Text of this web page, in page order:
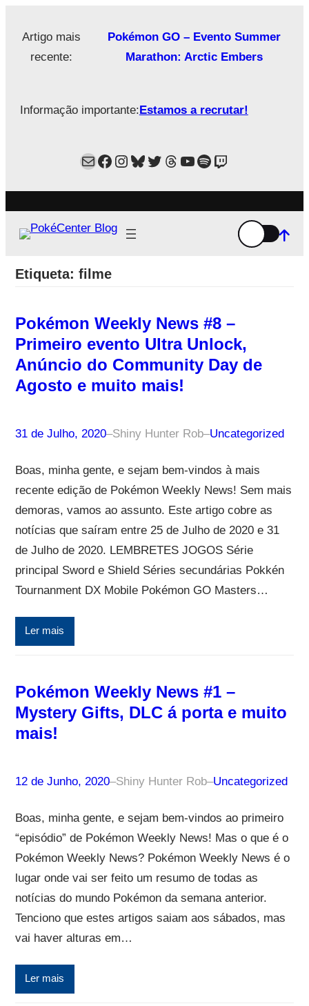
paraArtigo mais
recente:
Pokémon GO – Evento Summer
Marathon: Arctic Embers
Informação importante:Estamos a recrutar!
MailFacebook
Instagram
Bluesky
Twitter
Estamos no Threads!
YouTube
Spotify
Twitch
Etiqueta: filme
Pokémon Weekly News #8 –
Primeiro evento Ultra Unlock,
Anúncio do Community Day de
Agosto e muito mais!
31 de Julho, 2020–Shiny Hunter Rob–Uncategorized
Boas, minha gente, e sejam bem-vindos à mais
recente edição de Pokémon Weekly News! Sem mais
demoras, vamos ao assunto. Este artigo cobre as
notícias que saíram entre 25 de Julho de 2020 e 31
de Julho de 2020. LEMBRETES JOGOS Série
principal Sword e Shield Séries secundárias Pokkén
Tournanment DX Mobile Pokémon GO Masters…
Ler mais
Pokémon Weekly News #1 –
Mystery Gifts, DLC á porta e muito
mais!
12 de Junho, 2020–Shiny Hunter Rob–Uncategorized
Boas, minha gente, e sejam bem-vindos ao primeiro
“episódio” de Pokémon Weekly News! Mas o que é o
Pokémon Weekly News? Pokémon Weekly News é o
lugar onde vai ser feito um resumo de todas as
notícias do mundo Pokémon da semana anterior.
Tenciono que estes artigos saiam aos sábados, mas
vai haver alturas em…
Ler mais